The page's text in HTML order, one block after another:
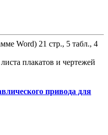
Word) 21 стр., 5 табл., 4
плакатов и чертежей
привода для